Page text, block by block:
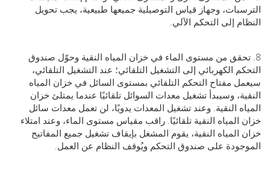
وجهاز قياس التوصيلية جميعها طبيعية، يجب تحويل
إلى التحكم الآلي.
من مستوى الماء في خزان المياه النقية وحوّل صندوق
الكهربائي إلى التشغيل التلقائي؛ عند التشغيل التلقائي،
مفتاح التحكم التلقائي بمستوى السائل في خزان المياه
وسيبدأ تشغيل معدات السوائل تلقائيًا عندما يمتلئ خزان
النقية. وعند تشغيل المعدات يدويًا، لن تعمل معدات سائل
النقية تلقائيًا. راقب مقياس مستوى الماء، وعند امتلاء
النقية، يقوم المشغل بإيقاف تشغيل جميع المفاتيح
على صندوق التحكم ويُوقف النظام عن العمل.